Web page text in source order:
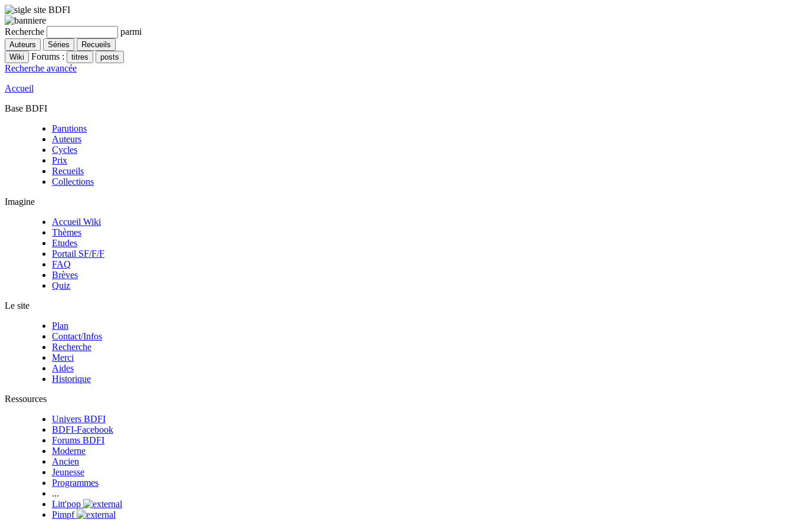
Recherche parmi
Forums :
Recherche avancée
Accueil
Base BDFI
Parutions
Auteurs
Cycles
Prix
Recueils
Collections
Imagine
Accueil Wiki
Thèmes
Etudes
Portail SF/F/F
FAQ
Brèves
Quiz
Le site
Plan
Contact/Infos
Recherche
Merci
Aides
Historique
Ressources
Univers BDFI
BDFI-Facebook
Forums BDFI
Moderne
Ancien
Jeunesse
Programmes
...
Litt'pop
Pimpf